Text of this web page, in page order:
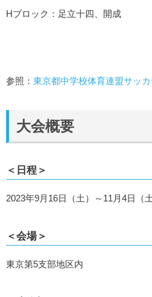
Hブロック：足立十四、開成
参照： 東京都中学校体育連盟サッ
大会概要
＜日程＞
2023年9月16日（土）～11月4日（土
＜会場＞
東京第5支部地区内